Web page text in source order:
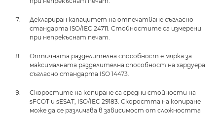
Деклариран капацитет на отпечатване съгласно
стандарта ISO/IEC 24711. Стойностите са измерени
при непрекъснат печат.
Оптичната разделителна способност е мярка за
максималната разделителна способност на хардуера
съгласно стандарта ISO 14473.
Скоростите на копиране са средни стойности на
sFCOT и sESAT, ISO/IEC 29183. Скоростта на копиране
може да се различава в зависимост от сложността